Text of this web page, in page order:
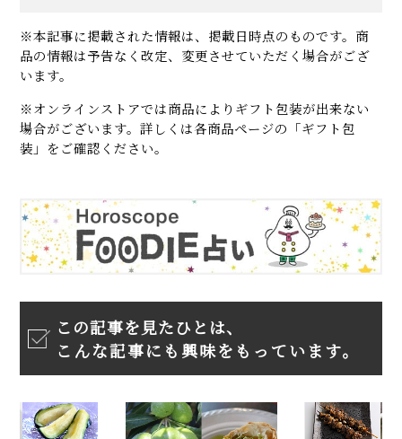
※本記事に掲載された情報は、掲載日時点のものです。商
品の情報は予告なく改定、変更させていただく場合がござ
います。
※オンラインストアでは商品によりギフト包装が出来ない
場合がございます。詳しくは各商品ページの「ギフト包
装」をご確認ください。
この記事を見たひとは、
こんな記事にも興味をもっています。